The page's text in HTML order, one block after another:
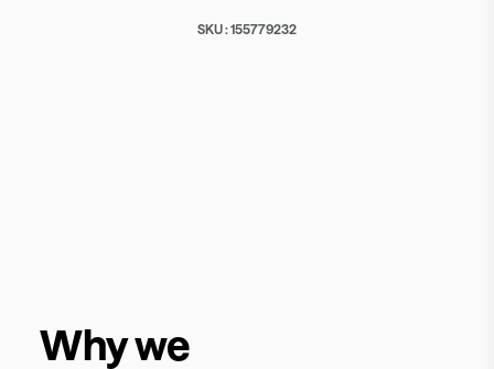
SKU :155779232
Why we